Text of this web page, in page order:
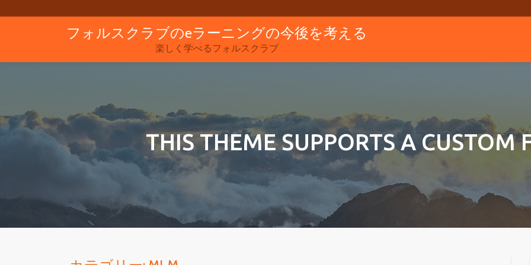
テ
へ
ス
フォルスクラブのeラーニングの今後を考える
楽しく学べるフォルスクラブ
THIS THEME SUPPORTS A CUSTOM